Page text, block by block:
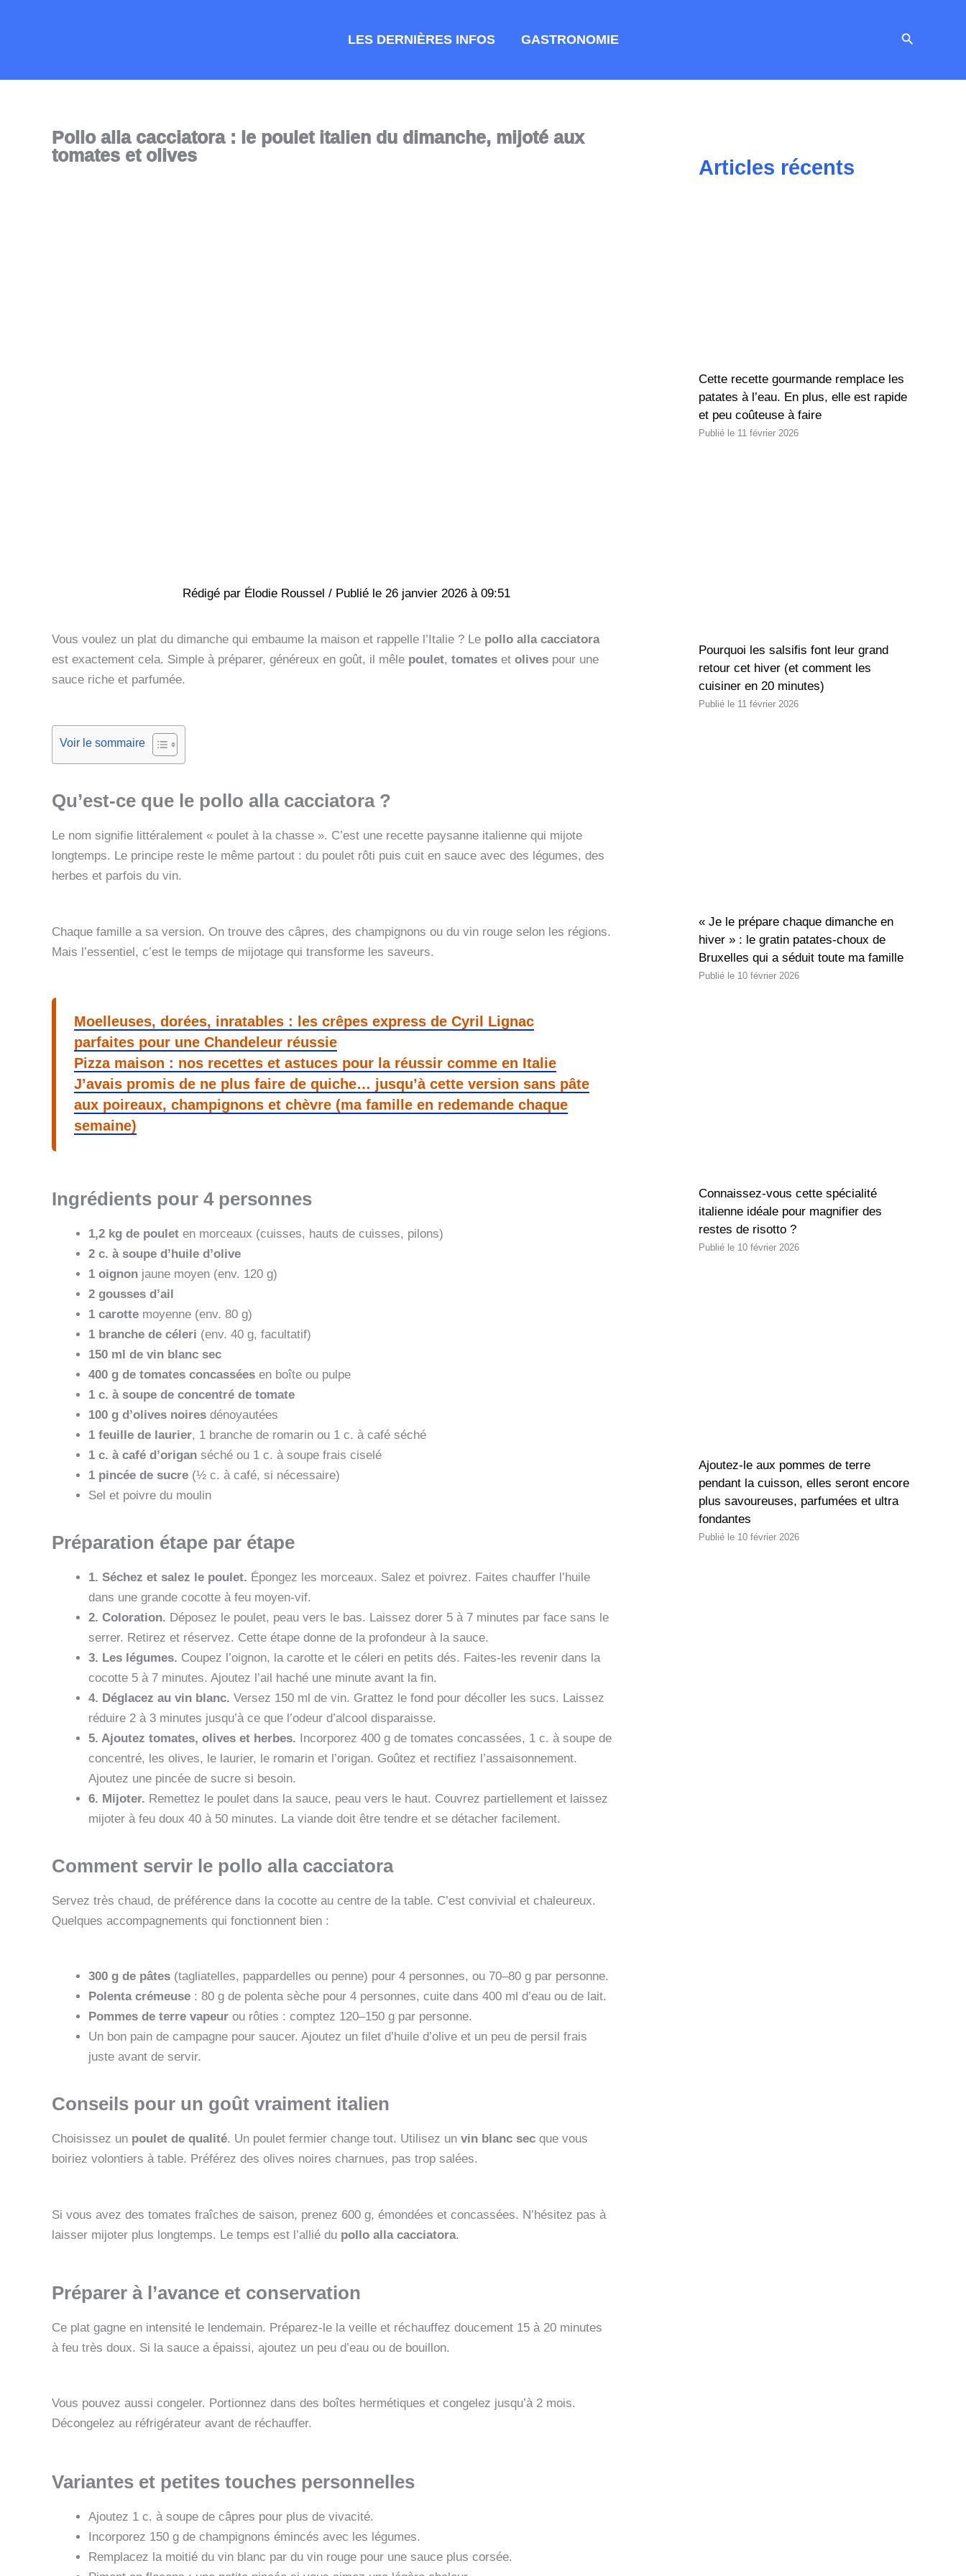
LES DERNIÈRES INFOS GASTRONOMIE
Pollo alla cacciatora : le poulet italien du dimanche, mijoté aux
tomates et olives
Rédigé par Élodie Roussel / 26 janvier 2026 à 09:51
Vous voulez un plat du dimanche qui embaume la maison et rappelle l’Italie ? Le pollo alla cacciatora
est exactement cela. Simple à préparer, généreux en goût, il mêle poulet, tomates et olives pour une
sauce riche et parfumée.
Voir le sommaire
Qu’est‑ce que le pollo alla cacciatora ?
Le nom signifie littéralement « poulet à la chasse ». C’est une recette paysanne italienne qui mijote
longtemps. Le principe reste le même partout : du poulet rôti puis cuit en sauce avec des légumes, des
herbes et parfois du vin.
Chaque famille a sa version. On trouve des câpres, des champignons ou du vin rouge selon les régions.
Mais l’essentiel, c’est le temps de mijotage qui transforme les saveurs.
Moelleuses, dorées, inratables : les crêpes express de Cyril Lignac
parfaites pour une Chandeleur réussie
Pizza maison : nos recettes et astuces pour la réussir comme en Italie
J’avais promis de ne plus faire de quiche… jusqu’à cette version sans pâte
aux poireaux, champignons et chèvre (ma famille en redemande chaque
semaine)
Ingrédients pour 4 personnes
1,2 kg de poulet en morceaux (cuisses, hauts de cuisses, pilons)
2 c. à soupe d’huile d’olive
1 oignon jaune moyen (env. 120 g)
2 gousses d’ail
1 carotte moyenne (env. 80 g)
1 branche de céleri (env. 40 g, facultatif)
150 ml de vin blanc sec
400 g de tomates concassées en boîte ou pulpe
1 c. à soupe de concentré de tomate
100 g d’olives noires dénoyautées
1 feuille de laurier, 1 branche de romarin ou 1 c. à café séché
1 c. à café d’origan séché ou 1 c. à soupe frais ciselé
1 pincée de sucre (½ c. à café, si nécessaire)
Sel et poivre du moulin
Préparation étape par étape
1. Séchez et salez le poulet. Épongez les morceaux. Salez et poivrez. Faites chauffer l’huile
dans une grande cocotte à feu moyen‑vif.
2. Coloration. Déposez le poulet, peau vers le bas. Laissez dorer 5 à 7 minutes par face sans le
serrer. Retirez et réservez. Cette étape donne de la profondeur à la sauce.
3. Les légumes. Coupez l’oignon, la carotte et le céleri en petits dés. Faites-les revenir dans la
cocotte 5 à 7 minutes. Ajoutez l’ail haché une minute avant la fin.
4. Déglacez au vin blanc. Versez 150 ml de vin. Grattez le fond pour décoller les sucs. Laissez
réduire 2 à 3 minutes jusqu’à ce que l’odeur d’alcool disparaisse.
5. Ajoutez tomates, olives et herbes. Incorporez 400 g de tomates concassées, 1 c. à soupe de
concentré, les olives, le laurier, le romarin et l’origan. Goûtez et rectifiez l’assaisonnement.
Ajoutez une pincée de sucre si besoin.
6. Mijoter. Remettez le poulet dans la sauce, peau vers le haut. Couvrez partiellement et laissez
mijoter à feu doux 40 à 50 minutes. La viande doit être tendre et se détacher facilement.
Comment servir le pollo alla cacciatora
Servez très chaud, de préférence dans la cocotte au centre de la table. C’est convivial et chaleureux.
Quelques accompagnements qui fonctionnent bien :
300 g de pâtes (tagliatelles, pappardelles ou penne) pour 4 personnes, ou 70–80 g par personne.
Polenta crémeuse : 80 g de polenta sèche pour 4 personnes, cuite dans 400 ml d’eau ou de lait.
Pommes de terre vapeur ou rôties : comptez 120–150 g par personne.
Un bon pain de campagne pour saucer. Ajoutez un filet d’huile d’olive et un peu de persil frais
juste avant de servir.
Conseils pour un goût vraiment italien
Choisissez un poulet de qualité. Un poulet fermier change tout. Utilisez un vin blanc sec que vous
boiriez volontiers à table. Préférez des olives noires charnues, pas trop salées.
Si vous avez des tomates fraîches de saison, prenez 600 g, émondées et concassées. N’hésitez pas à
laisser mijoter plus longtemps. Le temps est l’allié du pollo alla cacciatora.
Préparer à l’avance et conservation
Ce plat gagne en intensité le lendemain. Préparez-le la veille et réchauffez doucement 15 à 20 minutes
à feu très doux. Si la sauce a épaissi, ajoutez un peu d’eau ou de bouillon.
Vous pouvez aussi congeler. Portionnez dans des boîtes hermétiques et congelez jusqu’à 2 mois.
Décongelez au réfrigérateur avant de réchauffer.
Variantes et petites touches personnelles
Ajoutez 1 c. à soupe de câpres pour plus de vivacité.
Incorporez 150 g de champignons émincés avec les légumes.
Remplacez la moitié du vin blanc par du vin rouge pour une sauce plus corsée.
Articles récents
Cette recette gourmande remplace les
patates à l’eau. En plus, elle est rapide
et peu coûteuse à faire
11 février 2026
Pourquoi les salsifis font leur grand
retour cet hiver (et comment les
cuisiner en 20 minutes)
11 février 2026
« Je le prépare chaque dimanche en
hiver » : le gratin patates-choux de
Bruxelles qui a séduit toute ma famille
10 février 2026
Connaissez-vous cette spécialité
italienne idéale pour magnifier des
restes de risotto ?
10 février 2026
Ajoutez-le aux pommes de terre
pendant la cuisson, elles seront encore
plus savoureuses, parfumées et ultra
fondantes
10 février 2026